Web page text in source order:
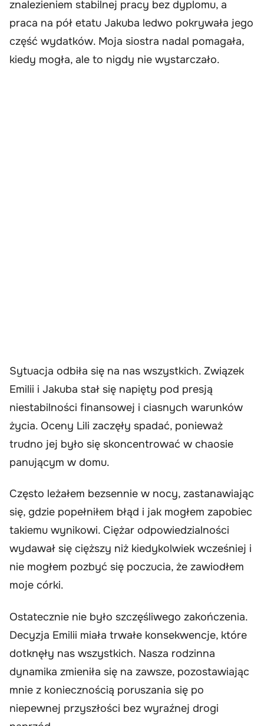
znalezieniem stabilnej pracy bez dyplomu, a
praca na pół etatu Jakuba ledwo pokrywała jego
część wydatków. Moja siostra nadal pomagała,
kiedy mogła, ale to nigdy nie wystarczało.
Sytuacja odbiła się na nas wszystkich. Związek
Emilii i Jakuba stał się napięty pod presją
niestabilności finansowej i ciasnych warunków
życia. Oceny Lili zaczęły spadać, ponieważ
trudno jej było się skoncentrować w chaosie
panującym w domu.
Często leżałem bezsennie w nocy, zastanawiając
się, gdzie popełniłem błąd i jak mogłem zapobiec
takiemu wynikowi. Ciężar odpowiedzialności
wydawał się cięższy niż kiedykolwiek wcześniej i
nie mogłem pozbyć się poczucia, że zawiodłem
moje córki.
Ostatecznie nie było szczęśliwego zakończenia.
Decyzja Emilii miała trwałe konsekwencje, które
dotknęły nas wszystkich. Nasza rodzinna
dynamika zmieniła się na zawsze, pozostawiając
mnie z koniecznością poruszania się po
niepewnej przyszłości bez wyraźnej drogi